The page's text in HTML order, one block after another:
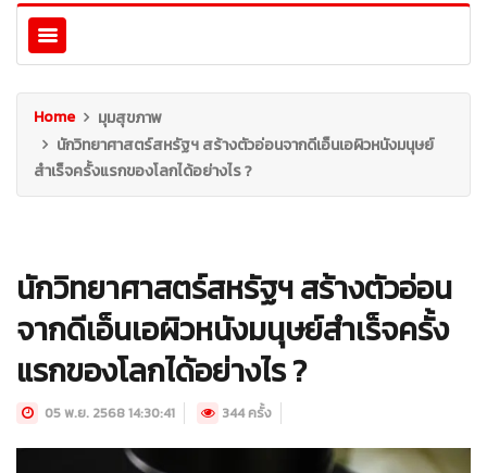
Home
มุมสุขภาพ
นักวิทยาศาสตร์สหรัฐฯ สร้างตัวอ่อนจากดีเอ็นเอผิวหนังมนุษย์
สำเร็จครั้งแรกของโลกได้อย่างไร ?
นักวิทยาศาสตร์สหรัฐฯ สร้างตัวอ่อน
จากดีเอ็นเอผิวหนังมนุษย์สำเร็จครั้ง
แรกของโลกได้อย่างไร ?
05 พ.ย. 2568 14:30:41 344 ครั้ง